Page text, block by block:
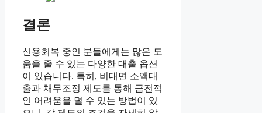
결론
신용회복 중인 분들에게는 많은 도
움을 줄 수 있는 다양한 대출 옵션
이 있습니다. 특히, 비대면 소액대
출과 채무조정 제도를 통해 금전적
인 어려움을 덜 수 있는 방법이 있